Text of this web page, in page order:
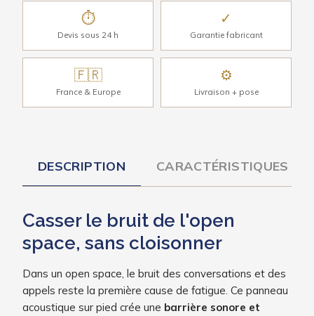
⏱
Devis sous 24 h
✓
Garantie fabricant
🇫🇷
France & Europe
⚙
Livraison + pose
DESCRIPTION CARACTÉRISTIQUES
Casser le bruit de l'open
space, sans cloisonner
Dans un open space, le bruit des conversations et des
appels reste la première cause de fatigue. Ce panneau
acoustique sur pied crée une barrière sonore et